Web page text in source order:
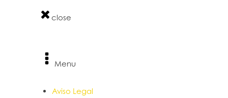
close
Menu
Aviso Legal